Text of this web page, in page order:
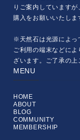
りご案内しています
購入をお願いいたしま
※天然石は光源によっ
ご利用の端末などに
ざいます。ご了承の上
MENU
HOME
ABOUT
BLOG
COMMUNITY
MEMBERSHIP